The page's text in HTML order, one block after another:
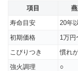
項目
寿命目安
20年
初期価格
1万円
こびりつき
慣れ
強火調理
○